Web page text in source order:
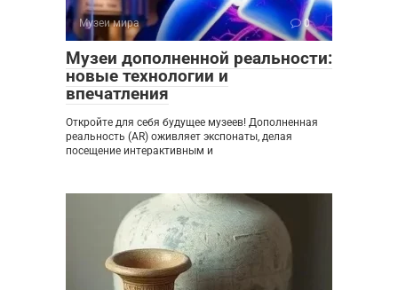
Музеи мира 0
Музеи дополненной реальности:
новые технологии и
впечатления
Откройте для себя будущее музеев! Дополненная
реальность (AR) оживляет экспонаты, делая
посещение интерактивным и